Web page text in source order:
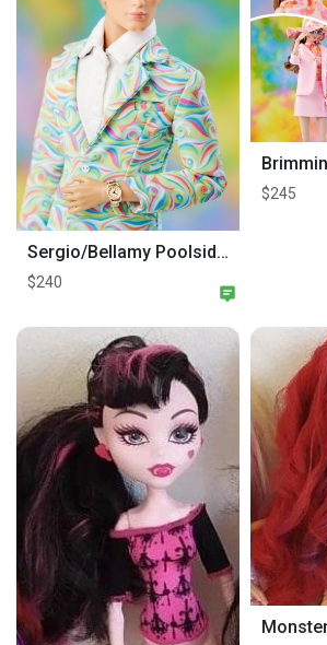
Sergio/Bellamy Poolside Paramour 2023 Poppy Parker Palm Springs Collection
$240
$245